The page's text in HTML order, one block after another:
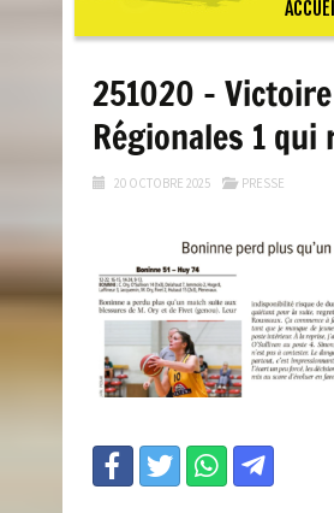
251020 –
Régionales 1
20 OCTOBRE 2025 PRESSE